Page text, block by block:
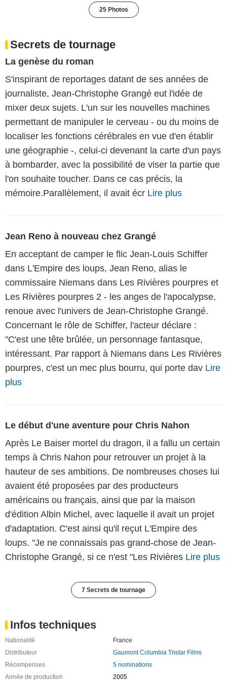
25 Photos
Secrets de tournage
La genèse du roman
S'inspirant de reportages datant de ses années de
journaliste, Jean-Christophe Grangé eut l'idée de
mixer deux sujets. L'un sur les nouvelles machines
permettant de manipuler le cerveau - ou du moins de
localiser les fonctions cérébrales en vue d'en établir
une géographie -, celui-ci devenant la carte d'un pays
à bombarder, avec la possibilité de viser la partie que
l'on souhaite toucher. Dans ce cas précis, la
mémoire.Parallèlement, il avait écr Lire plus
Jean Reno à nouveau chez Grangé
En acceptant de camper le flic Jean-Louis Schiffer
dans L'Empire des loups, Jean Reno, alias le
commissaire Niemans dans Les Rivières pourpres et
Les Rivières pourpres 2 - les anges de l'apocalypse,
renoue avec l'univers de Jean-Christophe Grangé.
Concernant le rôle de Schiffer, l'acteur déclare :
"C'est une tête brûlée, un personnage fantasque,
intéressant. Par rapport à Niemans dans Les Rivières
pourpres, c'est un mec plus bourru, qui porte dav Lire
plus
Le début d'une aventure pour Chris Nahon
Après Le Baiser mortel du dragon, il a fallu un certain
temps à Chris Nahon pour retrouver un projet à la
hauteur de ses ambitions. De nombreuses choses lui
avaient été proposées par des producteurs
américains ou français, ainsi que par la maison
d'édition Albin Michel, avec laquelle il avait un projet
d'adaptation. C'est ainsi qu'il reçut L'Empire des
loups. "Je ne connaissais pas grand-chose de Jean-
Christophe Grangé, si ce n'est "Les Rivières Lire plus
7 Secrets de tournage
Infos techniques
Nationalité
France
Distributeur
Gaumont Columbia Tristar Films
Récompenses
5 nominations
Année de production
2005